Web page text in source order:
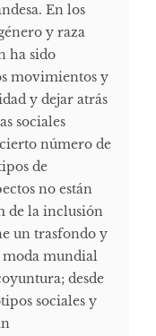
En los
y raza
ha sido
movimientos y
y dejar atrás
sociales
número de
de
no están
de la inclusión
un trasfondo y
moda mundial
desde
sociales y